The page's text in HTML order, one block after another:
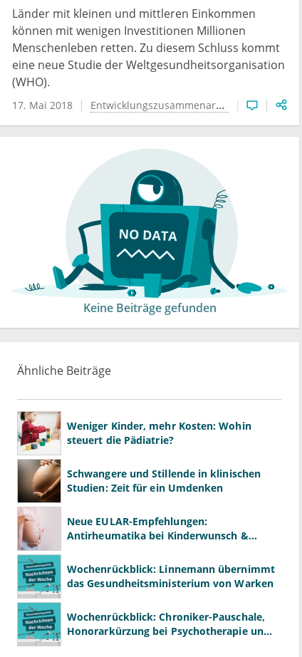
Länder mit kleinen und mittleren Einkommen
können mit wenigen Investitionen Millionen
Menschenleben retten. Zu diesem Schluss kommt
eine neue Studie der Weltgesundheitsorganisation
(WHO).
17. Mai 2018 Entwicklungszusammenarbeit
Keine Beiträge gefunden
Ähnliche Beiträge
Weniger Kinder, mehr Kosten: Wohin
steuert die Pädiatrie?
Schwangere und Stillende in klinischen
Studien: Zeit für ein Umdenken
Neue EULAR-Empfehlungen:
Antirheumatika bei Kinderwunsch &
Wochenrückblick: Linnemann übernimmt
das Gesundheitsministerium von Warken
Wochenrückblick: Chroniker-Pauschale,
Honorarkürzung bei Psychotherapie und